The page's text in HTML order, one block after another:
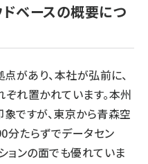
ベースの概要につ
があり、本社が弘前に、
れ置かれています。本州
ですが、東京から青森空
分たらずでデータセン
ョンの面でも優れていま